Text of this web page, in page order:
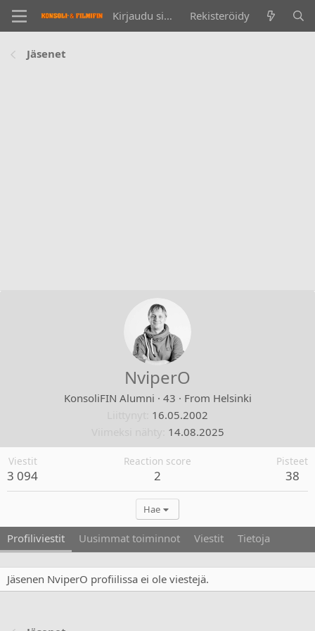
Kirjaudu sisään Rekisteröidy
Jäsenet
NviperO
KonsoliFIN Alumni · 43 · From Helsinki
16.05.2002
14.08.2025
Viestit
3 094
Reaction score
2
Pisteet
38
Hae
Profiliviestit Uusimmat toiminnot Viestit Tietoja
Jäsenen NviperO profiilissa ei ole viestejä.